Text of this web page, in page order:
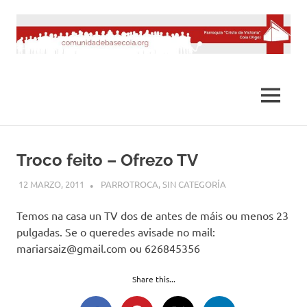
contenido
MENÚ
Troco feito – Ofrezo TV
12 MARZO, 2011 DESARROLLO
PARROTROCA,SIN CATEGORÍA
Temos na casa un TV dos de antes de máis ou menos 23
pulgadas. Se o queredes avisade no mail:
mariarsaiz@gmail.com ou 626845356
Share this...